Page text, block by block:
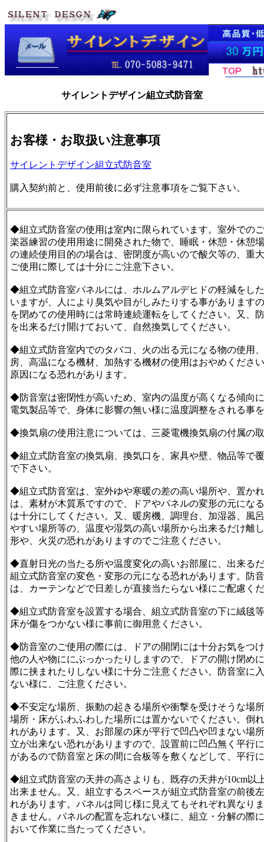
サイレントデザイン組立式防音室
お客様・お取扱い注意事項
サイレントデザイン組立式防音室
購入契約前と、使用前後に必ず注意事項をご覧下さい。
◆組立式防音室の使用は室内に限られています。室外での
楽器練習の使用用途に開発された物で、睡眠・休憩・休憩
の連続使用目的の場合は、密閉度が高いので酸欠等の、重
ご使用に際しては十分にご注意下さい。
◆組立式防音室パネルには、ホルムアルデヒドの軽減をした
いますが、人により臭気や目がしみたりする事があります
を閉めての使用時には常時連続運転をしてください。又、
を出来るだけ開けておいて、自然換気してください。
◆組立式防音室内でのタバコ、火の出る元になる物の使用
房、高温になる機材、加熱する機材の使用はおやめくださ
原因になる恐れがあります。
◆防音室は密閉性が高いため、室内の温度が高くなる傾向
電気製品等で、身体に影響の無い様に温度調整をされる事
◆換気扇の使用注意については、三菱電機換気扇の付属の
◆組立式防音室の換気扇、換気口を、家具や壁、物品等で
で下さい。
◆組立式防音室は、室外ゆや寒暖の差の高い場所や、置か
は、素材が木質系ですので、ドアやパネルの変形の元にな
は十分にしてください。又、暖房機、調理台、加湿器、風
やすい場所等の、温度や湿気の高い場所から出来るだけ離
形や、火災の恐れがありますのでご注意ください。
◆直射日光の当たる所や温度変化の高いお部屋に、出来る
組立式防音室の変色・変形の元になる恐れがあります。防
は、カーテンなどで日差しが直接当たらない様にご配慮く
◆組立式防音室を設置する場合、組立式防音室の下に絨毯
床が傷をつかない様に事前に御用意ください。
◆防音室のご使用の際には、ドアの開閉には十分お気をつ
他の人や物ににぶっかったりしますので、ドアの開け閉め
際に挟まれたりしない様に十分ご注意ください。防音室に
ない様に、ご注意ください。
◆不安定な場所、振動の起きる場所や衝撃を受けそうな場
場所・床がふわふわした場所には置かないでください。倒
れがあります。又、お部屋の床が平行で凹凸や凹まない場
立が出来ない恐れがありますので、設置前に凹凸無く平行
があるので防音室と床の間に合板等を敷くなどして、平行
◆組立式防音室の天井の高さよりも、既存の天井が10cm以
出来ません。又、組立するスペースが組立式防音室の前後
れがあります。パネルは同じ様に見えてもそれぞれ異なり
きません。パネルの配置を忘れない様に、組立・分解の際
おいて作業に当たってください。